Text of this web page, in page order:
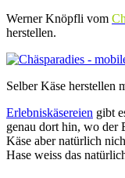
Werner Knöpfli vom
herstellen.
Selber Käse herstellen
Erlebniskäsereien gibt
genau dort hin, wo der
Käse aber natürlich
Hase weiss das